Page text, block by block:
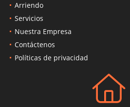
Arriendo
Servicios
Nuestra Empresa
Contáctenos
Políticas de privacidad